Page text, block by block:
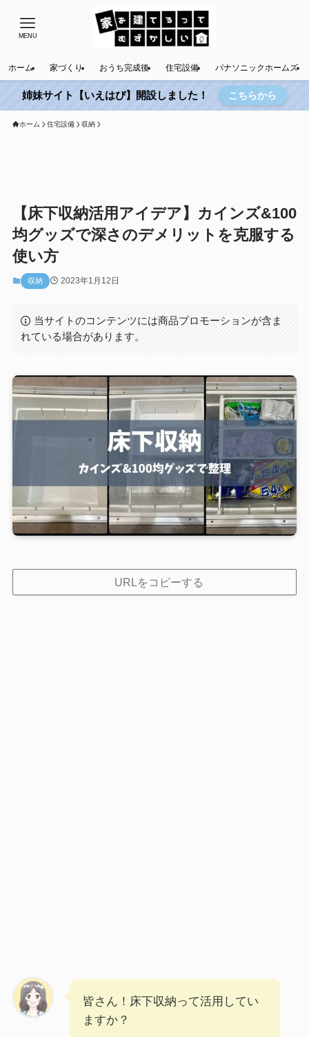
MENU
ホーム 家づくり おうち完成後 住宅設備 パナソニックホームズ
姉妹サイト【いえはぴ】開設しました！ こちらから
ホーム 住宅設備 収納
【床下収納活用アイデア】カインズ&100
均グッズで深さのデメリットを克服する
使い方
収納 2023年1月12日
当サイトのコンテンツには商品プロモーションが含ま
れている場合があります。
URLをコピーする
皆さん！床下収納って活用してい
ますか？